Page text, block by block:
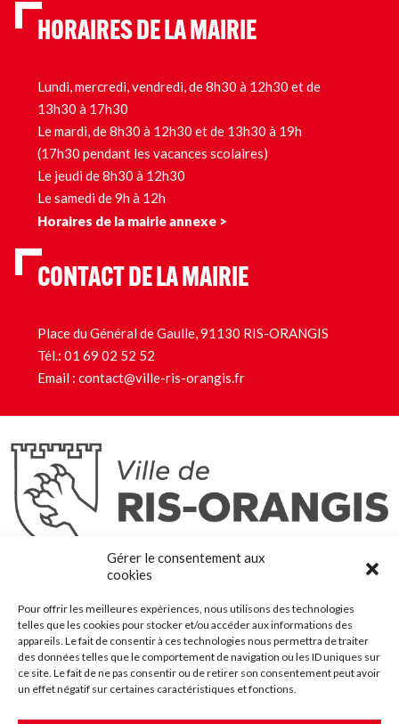
Gérer le consentement aux
cookies
Pour offrir les meilleures expériences, nous utilisons des technologies
telles que les cookies pour stocker et/ou accéder aux informations des
appareils. Le fait de consentir à ces technologies nous permettra de traiter
des données telles que le comportement de navigation ou les ID uniques sur
ce site. Le fait de ne pas consentir ou de retirer son consentement peut avoir
un effet négatif sur certaines caractéristiques et fonctions.
HORAIRES DE LA MAIRIE
Lundi, mercredi, vendredi, de 8h30 à 12h30 et de
13h30 à 17h30
Le mardi, de 8h30 à 12h30 et de 13h30 à 19h
(17h30 pendant les vacances scolaires)
Le jeudi de 8h30 à 12h30
Le samedi de 9h à 12h
Horaires de la mairie annexe >
CONTACT DE LA MAIRIE
Place du Général de Gaulle, 91130 RIS-ORANGIS
Tél.: 01 69 02 52 52
Email : contact@ville-ris-orangis.fr
Ris-Orangis
@2022 — Tous droits réservés
Plan du site
Contact
Accessibilité
Crédits